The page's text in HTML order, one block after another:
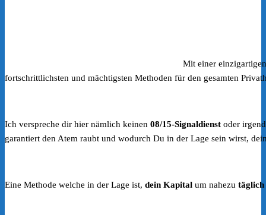
Mit einer
fortschrittlichsten und mächtigsten Methoden für den gesamten
Ich verspreche dir hier nämlich keinen 08/15-Signaldienst oder
garantiert den Atem raubt und wodurch Du in der Lage sein wirst,
Eine Methode welche in der Lage ist, dein Kapital um nahezu täglich